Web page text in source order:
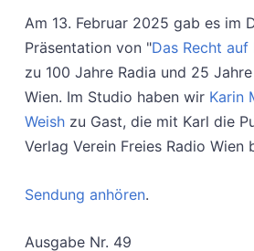
Am 13. Februar 2025 gab es im
Präsentation von "Das Recht auf
zu 100 Jahre Radia und 25
Wien. Im Studio haben wir Karin
Weishzu Gast, die mit Karl die
Verlag Verein Freies Radio Wien
Sendung anhören.
Ausgabe Nr. 49